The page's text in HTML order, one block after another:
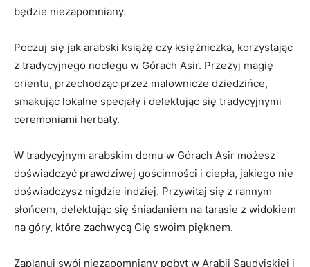
będzie niezapomniany.
Poczuj​ się⁣ jak arabski książę czy księżniczka,⁣ korzystając⁤
z tradycyjnego noclegu w Górach Asir. Przeżyj​ magię
orientu, przechodząc przez malownicze​ dziedzińce,‌
smakując lokalne specjały i delektując się‌ tradycyjnymi
ceremoniami herbaty.
W tradycyjnym arabskim domu w Górach⁤ Asir możesz
⁣doświadczyć prawdziwej gościnności ⁣i ciepła,​ jakiego nie
doświadczysz ‌nigdzie indziej. Przywitaj się z rannym
słońcem,⁤ delektując się‍ śniadaniem na tarasie z widokiem
‍na góry, ⁤które ⁢zachwycą Cię swoim pięknem.
Zaplanuj swój niezapomniany pobyt‌ w Arabii Saudyjskiej‍ i